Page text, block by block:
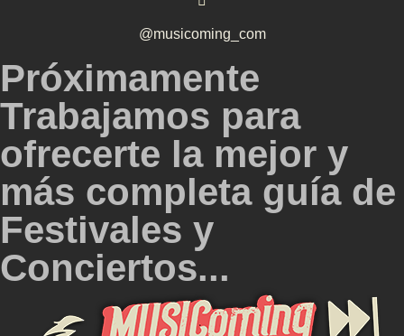
@musicoming_com
Próximamente
Trabajamos para
ofrecerte la mejor y
más completa guía de
Festivales y
Conciertos...